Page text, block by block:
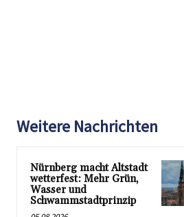
Weitere Nachrichten
Nürnberg macht Altstadt
wetterfest: Mehr Grün,
Wasser und
Schwammstadtprinzip